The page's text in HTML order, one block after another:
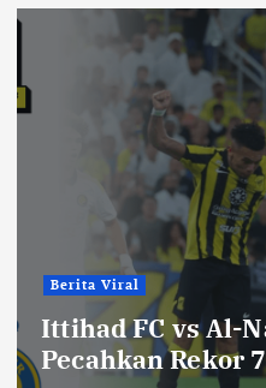
Berita Viral
Ittihad FC vs Al-
Pecahkan Rekor